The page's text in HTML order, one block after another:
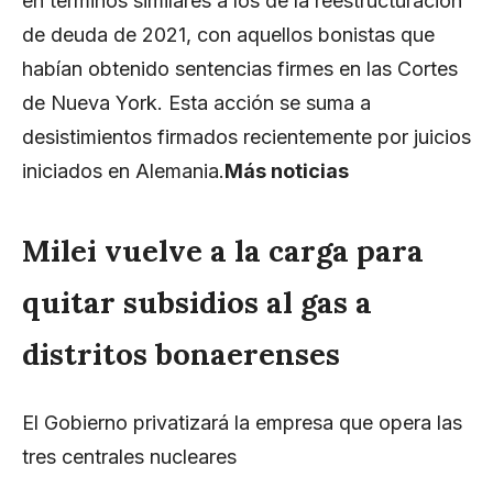
de deuda de 2021, con aquellos bonistas que
habían obtenido sentencias firmes en las Cortes
de Nueva York. Esta acción se suma a
desistimientos firmados recientemente por juicios
iniciados en Alemania.Más noticias
Milei vuelve a la carga para
quitar subsidios al gas a
distritos bonaerenses
El Gobierno privatizará la empresa que opera las
tres centrales nucleares